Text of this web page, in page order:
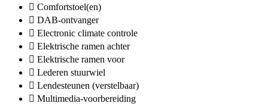
Comfortstoel(en)
DAB-ontvanger
Electronic climate controle
Elektrische ramen achter
Elektrische ramen voor
Lederen stuurwiel
Lendesteunen (verstelbaar)
Multimedia-voorbereiding